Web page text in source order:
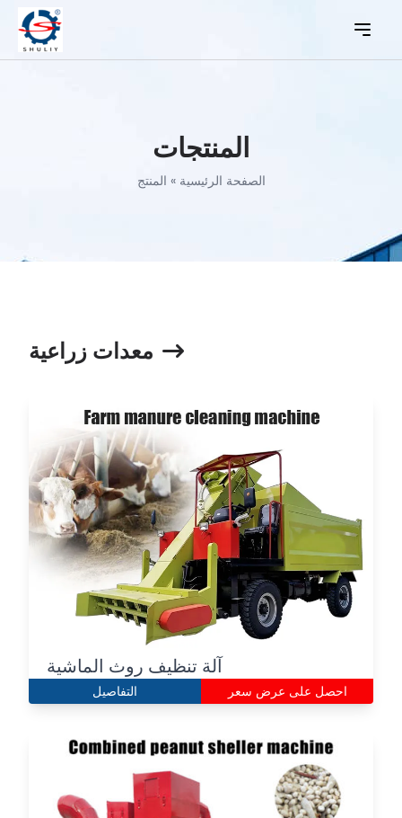
المنتجات
الصفحة الرئيسية » المنتج
آلة تنظيف روث الماشية
التفاصيل احصل على عرض سعر